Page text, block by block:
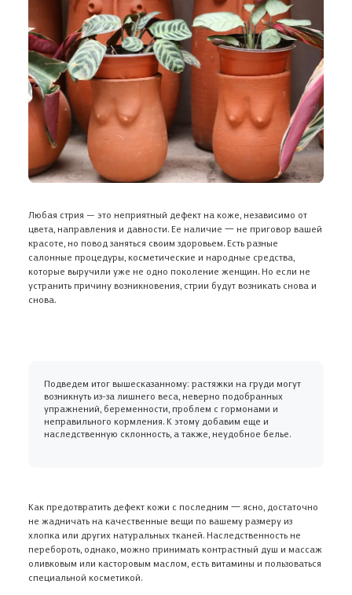
Любая стрия — это неприятный дефект на коже, независимо от
цвета, направления и давности. Ее наличие 一 не приговор вашей
красоте, но повод заняться своим здоровьем. Есть разные
салонные процедуры, косметические и народные средства,
которые выручили уже не одно поколение женщин. Но если не
устранить причину возникновения, стрии будут возникать снова и
снова.
Подведем итог вышесказанному: растяжки на груди могут
возникнуть из-за лишнего веса, неверно подобранных
упражнений, беременности, проблем с гормонами и
неправильного кормления. К этому добавим еще и
наследственную склонность, а также, неудобное белье.
Как предотвратить дефект кожи с последним 一 ясно, достаточно
не жадничать на качественные вещи по вашему размеру из
хлопка или других натуральных тканей. Наследственность не
перебороть, однако, можно принимать контрастный душ и массаж
оливковым или касторовым маслом, есть витамины и пользоваться
специальной косметикой.